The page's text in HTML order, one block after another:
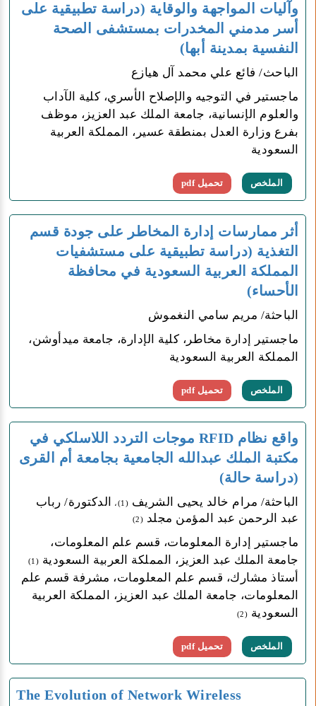
وآليات المواجهة والوقاية (دراسة تطبيقية على
أسر مدمني المخدرات بمستشفى الصحة
النفسية بمدينة أبها)
الباحث/ فائع علي محمد آل هيازع
ماجستير في التوجيه والإصلاح الأسري، كلية الآداب
والعلوم الإنسانية، جامعة الملك عبد العزيز، موظف
بفرع وزارة العدل بمنطقة عسير، المملكة العربية
السعودية
الملخص تحميل pdf
أثر ممارسات إدارة المخاطر على جودة قسم
التغذية (دراسة تطبيقية على مستشفيات
المملكة العربية السعودية في محافظة
الأحساء)
الباحثة/ مريم سامي النغموش
ماجستير إدارة مخاطر، كلية الإدارة، جامعة ميدأوشن،
المملكة العربية السعودية
الملخص تحميل pdf
واقع نظام RFID موجات التردد اللاسلكي في
مكتبة الملك عبدالله الجامعية بجامعة أم القرى
(دراسة حالة)
الباحثة/ مرام خالد يحيى الشريف (1)،
الدكتورة/ رباب
عبد الرحمن عبد المؤمن مجلد (2)
ماجستير إدارة المعلومات، قسم علم المعلومات،
جامعة الملك عبد العزيز، المملكة العربية السعودية (1)
أستاذ مشارك، قسم علم المعلومات، مشرفة قسم علم
المعلومات، جامعة الملك عبد العزيز، المملكة العربية
السعودية (2)
الملخص تحميل pdf
The Evolution of Network Wireless